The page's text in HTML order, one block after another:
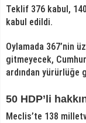
Teklif 376 kabul,
kabul edildi.
Oylamada 367’nin
gitmeyecek,
ardından yürürlüğe
50 HDP’li
Meclis’te 138